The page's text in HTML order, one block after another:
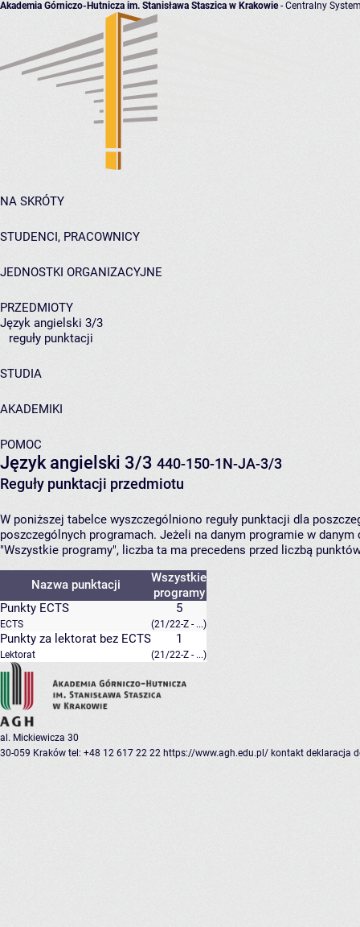
Akademia Górniczo-Hutnicza im. Stanisława Staszica w Krakowie- Centralny
NA SKRÓTY
STUDENCI, PRACOWNICY
JEDNOSTKI ORGANIZACYJNE
PRZEDMIOTY
Język angielski 3/3
reguły punktacji
STUDIA
AKADEMIKI
POMOC
Język angielski 3/3 440-150-1N-JA-3/3
Reguły punktacji przedmiotu
W poniższej tabelce wyszczególniono reguły punktacji dla
poszczególnych programach. Jeżeli na danym programie w
"Wszystkie programy", liczba ta ma precedens przed liczbą
Nazwa punktacji
Wszystkie
programy
Punkty ECTS
ECTS
5
(21/22-Z - ...)
Punkty za lektorat bez ECTS
Lektorat
1
(21/22-Z - ...)
al. Mickiewicza 30
30-059 Kraków tel: +48 12 617 22 22 https://www.agh.edu.pl/ kontakt deklaracja